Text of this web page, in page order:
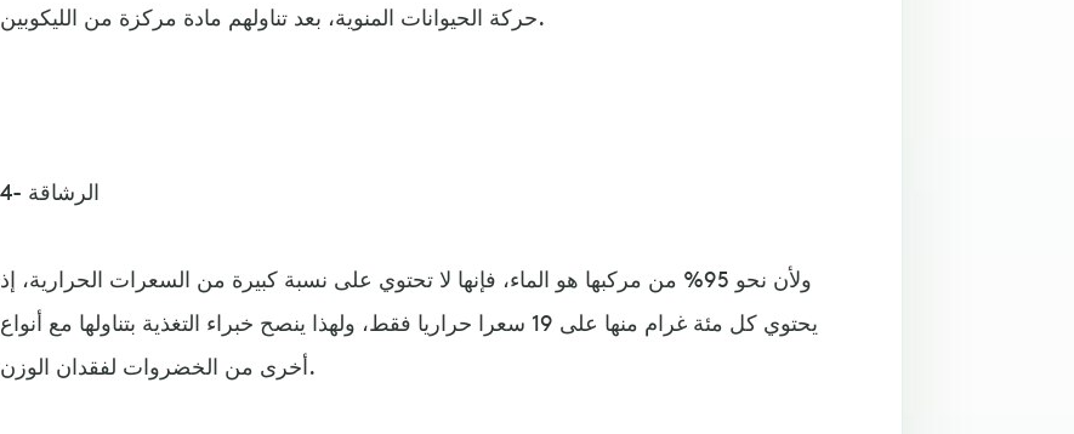
حركة الحيوانات المنوية، بعد تناولهم مادة مركزة من الليكوبين.
4- الرشاقة
ولأن نحو 95% من مركبها هو الماء، فإنها لا تحتوي على نسبة كبيرة من السعرات الحرارية، إذ
يحتوي كل مئة غرام منها على 19 سعرا حراريا فقط، ولهذا ينصح خبراء التغذية بتناولها مع أنواع
أخرى من الخضروات لفقدان الوزن.